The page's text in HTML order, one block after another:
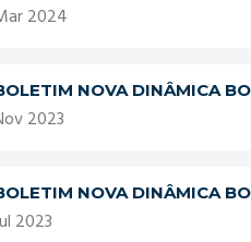
2024
NOVA DINÂMICA
2023
NOVA DINÂMICA
2023